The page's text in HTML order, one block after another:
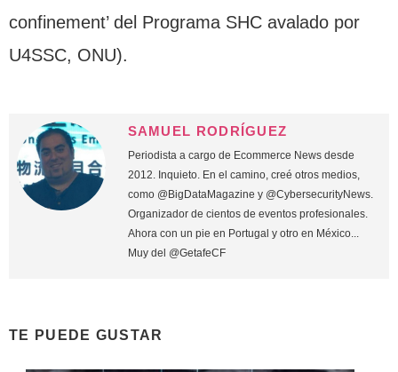
confinement’ del Programa SHC avalado por
U4SSC, ONU).
SAMUEL RODRÍGUEZ
Periodista a cargo de Ecommerce News desde
2012. Inquieto. En el camino, creé otros medios,
como @BigDataMagazine y @CybersecurityNews.
Organizador de cientos de eventos profesionales.
Ahora con un pie en Portugal y otro en México...
Muy del @GetafeCF
TE PUEDE GUSTAR